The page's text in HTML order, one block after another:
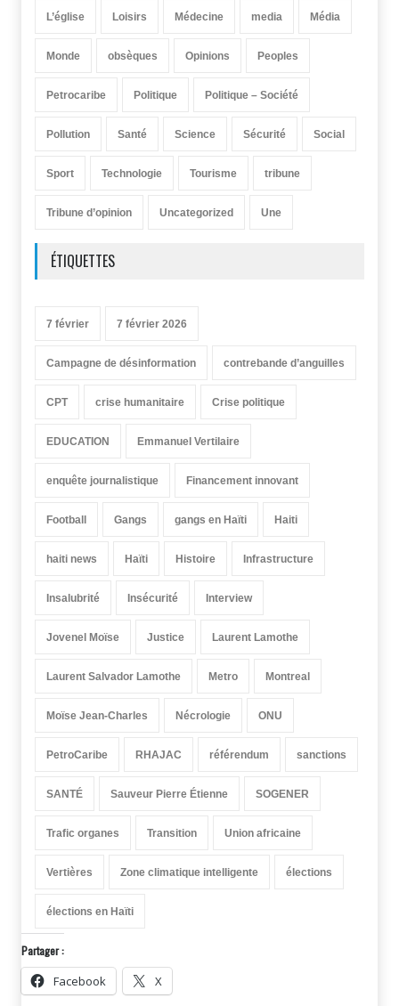
L’église Loisirs Médecine media Média
Monde obsèques Opinions Peoples
Petrocaribe Politique Politique – Société
Pollution Santé Science Sécurité Social
Sport Technologie Tourisme tribune
Tribune d’opinion Uncategorized Une
ÉTIQUETTES
7 février 7 février 2026
Campagne de désinformation contrebande d’anguilles
CPT crise humanitaire Crise politique
EDUCATION Emmanuel Vertilaire
enquête journalistique Financement innovant
Football Gangs gangs en Haïti Haiti
haiti news Haïti Histoire Infrastructure
Insalubrité Insécurité Interview
Jovenel Moïse Justice Laurent Lamothe
Laurent Salvador Lamothe Metro Montreal
Moïse Jean-Charles Nécrologie ONU
PetroCaribe RHAJAC référendum sanctions
SANTÉ Sauveur Pierre Étienne SOGENER
Trafic organes Transition Union africaine
Vertières Zone climatique intelligente élections
élections en Haïti
Partager :
Facebook X